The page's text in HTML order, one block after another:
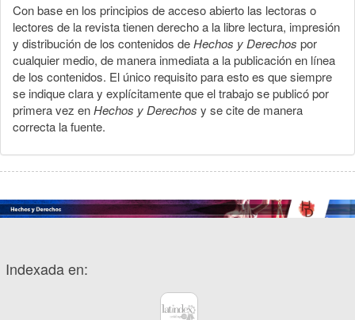
Con base en los principios de acceso abierto las lectoras o
lectores de la revista tienen derecho a la libre lectura, impresión
y distribución de los contenidos deHechos y Derechos por
cualquier medio, de manera inmediata a la publicación en línea
de los contenidos. El único requisito para esto es que siempre
se indique clara y explícitamente que el trabajo se publicó por
primera vez enHechos y Derechos y se cite de manera
correcta la fuente.
Indexada en: